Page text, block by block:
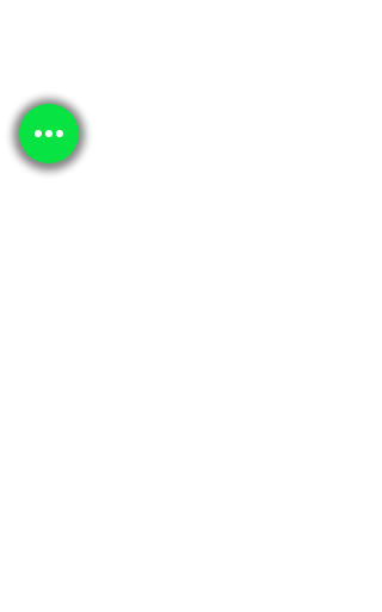
resolución y FMDPOAE®.
100250-US2-T: TEOAE de screening y diagnóstico.
100250-US3: Audiometría Clase 3 (vía aérea), DPOAE y
TEOAE de screening y diagnóstico con alta resolución,
umbral FMDPOAE® y DPOAE.